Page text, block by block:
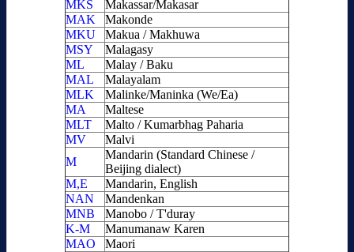
MKS
Makassar/Makasar
MAK
Makonde
MKU
Makua / Makhuwa
MSY
Malagasy
ML
Malay / Baku
MAL
Malayalam
MLK
Malinke/Maninka (We/Ea)
MA
Maltese
MLT
Malto / Kumarbhag Paharia
MV
Malvi
M
Mandarin (Standard Chinese /
Beijing dialect)
M,E
Mandarin, English
NAN
Mandenkan
MNB
Manobo / T'duray
K-M
Manumanaw Karen
MAO
Maori